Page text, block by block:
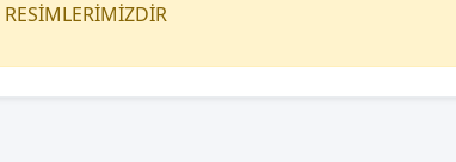
RESİMLERİMİZDİR